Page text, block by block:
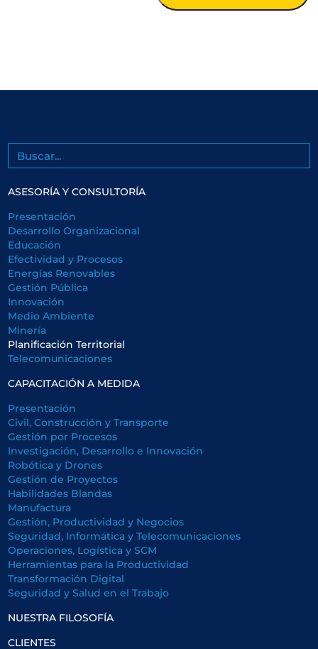
Buscar
ASESORÍA Y CONSULTORÍA
Presentación
Desarrollo Organizacional
Educación
Efectividad y Procesos
Energías Renovables
Gestión Pública
Innovación
Medio Ambiente
Minería
Planificación Territorial
Telecomunicaciones
CAPACITACIÓN A MEDIDA
Presentación
Civil, Construcción y Transporte
Gestión por Procesos
Investigación, Desarrollo e Innovación
Robótica y Drones
Gestión de Proyectos
Habilidades Blandas
Manufactura
Gestión, Productividad y Negocios
Seguridad, Informática y Telecomunicaciones
Operaciones, Logística y SCM
Herramientas para la Productividad
Transformación Digital
Seguridad y Salud en el Trabajo
NUESTRA FILOSOFÍA
CLIENTES